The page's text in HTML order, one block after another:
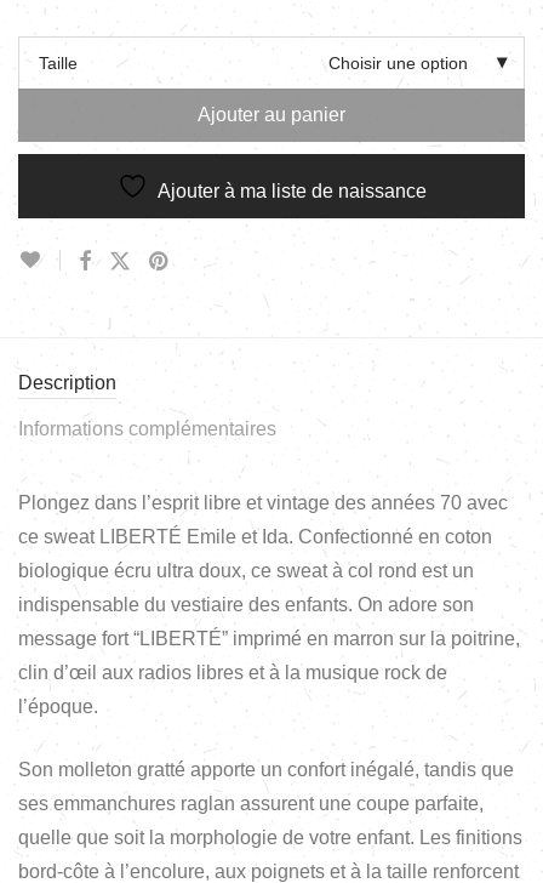
Taille Choisir une option
Ajouter au panier
Ajouter à ma liste de naissance
Description
Informations complémentaires
Plongez dans l’esprit libre et vintage des années 70 avec
ce sweat LIBERTÉ Emile et Ida. Confectionné en coton
biologique écru ultra doux, ce sweat à col rond est un
indispensable du vestiaire des enfants. On adore son
message fort “LIBERTÉ” imprimé en marron sur la poitrine,
clin d’œil aux radios libres et à la musique rock de
l’époque.
Son molleton gratté apporte un confort inégalé, tandis que
ses emmanchures raglan assurent une coupe parfaite,
quelle que soit la morphologie de votre enfant. Les finitions
bord-côte à l’encolure, aux poignets et à la taille renforcent